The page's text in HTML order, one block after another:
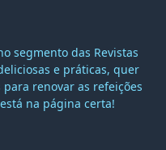
segmento das Revistas
e práticas, quer
renovar as refeições
na página certa!